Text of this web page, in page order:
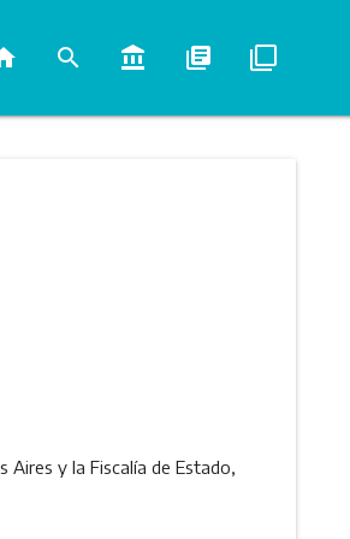
search account_balance library_books filter_none
y la Fiscalía de Estado,